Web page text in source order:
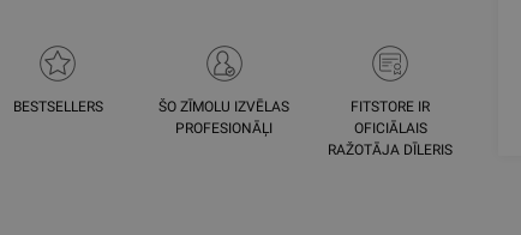
BESTSELLERS
ŠO ZĪMOLU IZVĒLAS
PROFESIONĀĻI
FITSTORE IR
OFICIĀLAIS
RAŽOTĀJA DĪLERIS